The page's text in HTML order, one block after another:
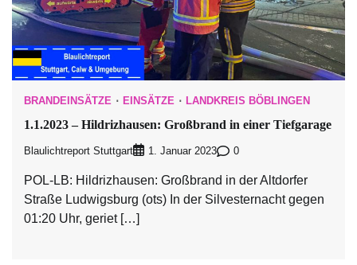
BRANDEINSÄTZE EINSÄTZE LANDKREIS BÖBLINGEN
1.1.2023 – Hildrizhausen: Großbrand in einer Tiefgarage
Blaulichtreport Stuttgart 1. Januar 2023 0
POL-LB: Hildrizhausen: Großbrand in der Altdorfer
Straße Ludwigsburg (ots) In der Silvesternacht gegen
01:20 Uhr, geriet […]